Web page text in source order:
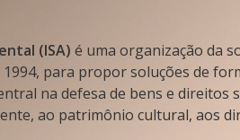
(ISA) é uma organização da
para propor soluções de
na defesa de bens e direitos
ao patrimônio cultural, aos